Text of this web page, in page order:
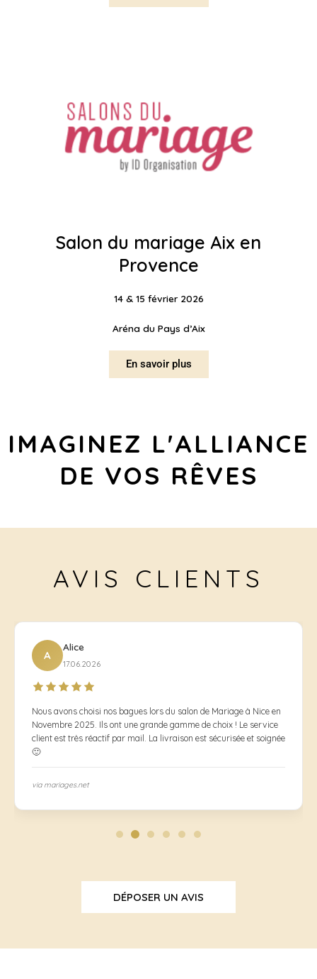
Salon du mariage Aix en
Provence
14 & 15 février 2026
Aréna du Pays d’Aix
En savoir plus
IMAGINEZ L'ALLIANCE
DE VOS RÊVES
AVIS CLIENTS
A
Alice
17.06.2026
Nous avons choisi nos bagues lors du salon de Mariage à Nice en
Novembre 2025. Ils ont une grande gamme de choix ! Le service
client est très réactif par mail. La livraison est sécurisée et soignée
🙂
via mariages.net
DÉPOSER UN AVIS